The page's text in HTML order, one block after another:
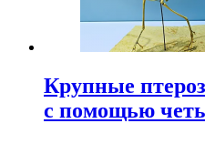
Крупные
с помощью